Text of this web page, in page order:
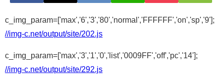
c_img_param=['max','6','3','80','normal','FFFFFF','on','sp','9'];
//img-c.net/output/site/202.js
c_img_param=['max','3','1','0','list','0009FF','off','pc','14'];
//img-c.net/output/site/292.js